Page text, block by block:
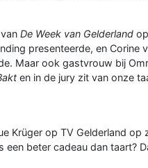
De Week van Gelderland
presenteerde, en Corine
Maar ook gastvrouw bij
en in de jury zit van onze
Krüger op TV Gelderland op
beter cadeau dan taart?